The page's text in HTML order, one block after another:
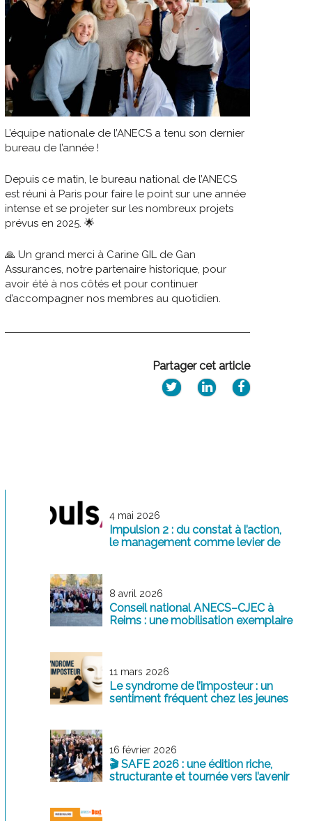
L’équipe nationale de l’ANECS a tenu son dernier
bureau de l’année !
Depuis ce matin, le bureau national de l’ANECS
est réuni à Paris pour faire le point sur une année
intense et se projeter sur les nombreux projets
prévus en 2025. 🌟
🙏 Un grand merci à Carine GIL de Gan
Assurances, notre partenaire historique, pour
avoir été à nos côtés et pour continuer
d’accompagner nos membres au quotidien.
Partager cet article
4 mai 2026
Impulsion 2 : du constat à l’action,
le management comme levier de
8 avril 2026
Conseil national ANECS–CJEC à
Reims : une mobilisation exemplaire
11 mars 2026
Le syndrome de l’imposteur : un
sentiment fréquent chez les jeunes
16 février 2026
🎬 SAFE 2026 : une édition riche,
structurante et tournée vers l’avenir